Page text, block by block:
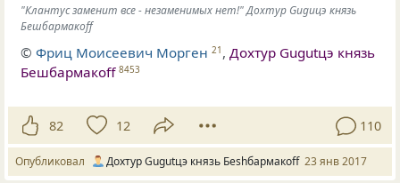
"Клантус заменит все - незаменимых нет!" Дохтур Guguцэ князь
Бешбармакоff
©Фриц Моисеевич Морген 21 ,Дохтур Gugutцэ князь
Бешбармакоff 8453
82 12 110
Опубликовал Дохтур Gugutцэ князь Беshбармакоff 23 янв 2017